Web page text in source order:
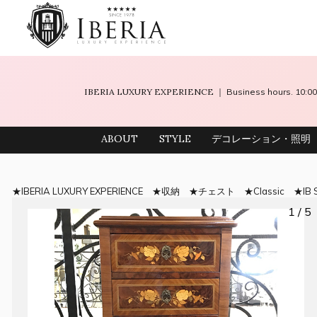
IBERIA LUXURY EXPERIENCE ｜ Business hours.
ABOUT STYLE デコレーション・照明
IBERIA LUXURY EXPERIENCE 収納 チェスト Classic IB
1 / 5